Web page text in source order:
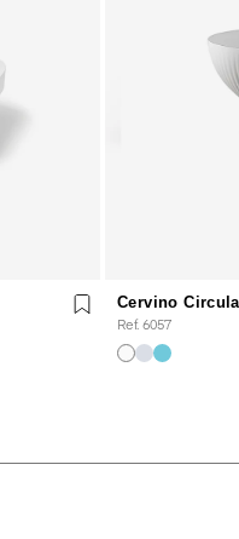
Cervino
Ref. 6057